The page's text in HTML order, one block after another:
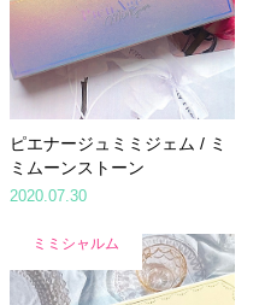
ピエナージュミミジェム / ミ
ミムーンストーン
2020.07.30
ミミシャルム